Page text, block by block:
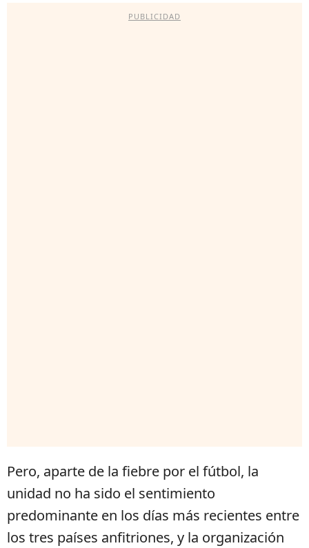
PUBLICIDAD
Pero, aparte de la fiebre por el fútbol, la
unidad no ha sido el sentimiento
predominante en los días más recientes entre
los tres países anfitriones, y la organización